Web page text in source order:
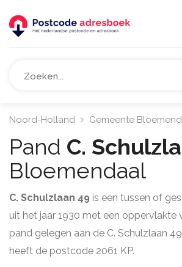
Noord-Holland Gemeente
Pand C.
Bloemendaal
C. Schulzlaan 49 is een tussen of
uit het jaar 1930 met een oppervlakte
pand gelegen aan de C. Schulzlaan
heeft de postcode 2061 KP.